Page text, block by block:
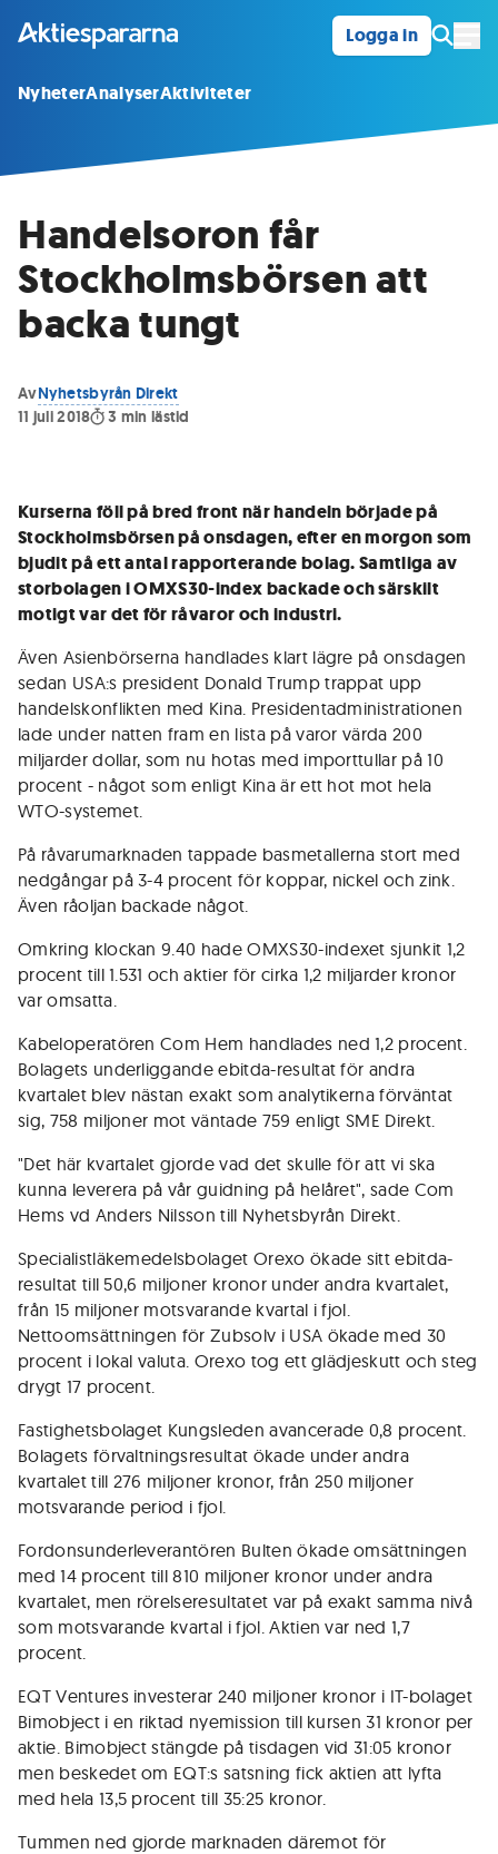
Logga in
NyheterAnalyserAktiviteter
Handelsoron får
Stockholmsbörsen att
backa tungt
AvNyhetsbyrån Direkt
11 juli 2018
3 min lästid
Kurserna föll på bred front när handeln började på
Stockholmsbörsen på onsdagen, efter en morgon som
bjudit på ett antal rapporterande bolag. Samtliga av
storbolagen i OMXS30-index backade och särskilt
motigt var det för råvaror och industri.
Även Asienbörserna handlades klart lägre på onsdagen
sedan USA:s president Donald Trump trappat upp
handelskonflikten med Kina. Presidentadministrationen
lade under natten fram en lista på varor värda 200
miljarder dollar, som nu hotas med importtullar på 10
procent - något som enligt Kina är ett hot mot hela
WTO-systemet.
På råvarumarknaden tappade basmetallerna stort med
nedgångar på 3-4 procent för koppar, nickel och zink.
Även råoljan backade något.
Omkring klockan 9.40 hade OMXS30-indexet sjunkit 1,2
procent till 1.531 och aktier för cirka 1,2 miljarder kronor
var omsatta.
Kabeloperatören Com Hem handlades ned 1,2 procent.
Bolagets underliggande ebitda-resultat för andra
kvartalet blev nästan exakt som analytikerna förväntat
sig, 758 miljoner mot väntade 759 enligt SME Direkt.
"Det här kvartalet gjorde vad det skulle för att vi ska
kunna leverera på vår guidning på helåret", sade Com
Hems vd Anders Nilsson till Nyhetsbyrån Direkt.
Specialistläkemedelsbolaget Orexo ökade sitt ebitda-
resultat till 50,6 miljoner kronor under andra kvartalet,
från 15 miljoner motsvarande kvartal i fjol.
Nettoomsättningen för Zubsolv i USA ökade med 30
procent i lokal valuta. Orexo tog ett glädjeskutt och steg
drygt 17 procent.
Fastighetsbolaget Kungsleden avancerade 0,8 procent.
Bolagets förvaltningsresultat ökade under andra
kvartalet till 276 miljoner kronor, från 250 miljoner
motsvarande period i fjol.
Fordonsunderleverantören Bulten ökade omsättningen
med 14 procent till 810 miljoner kronor under andra
kvartalet, men rörelseresultatet var på exakt samma nivå
som motsvarande kvartal i fjol. Aktien var ned 1,7
procent.
EQT Ventures investerar 240 miljoner kronor i IT-bolaget
Bimobject i en riktad nyemission till kursen 31 kronor per
aktie. Bimobject stängde på tisdagen vid 31:05 kronor
men beskedet om EQT:s satsning fick aktien att lyfta
med hela 13,5 procent till 35:25 kronor.
Tummen ned gjorde marknaden däremot för